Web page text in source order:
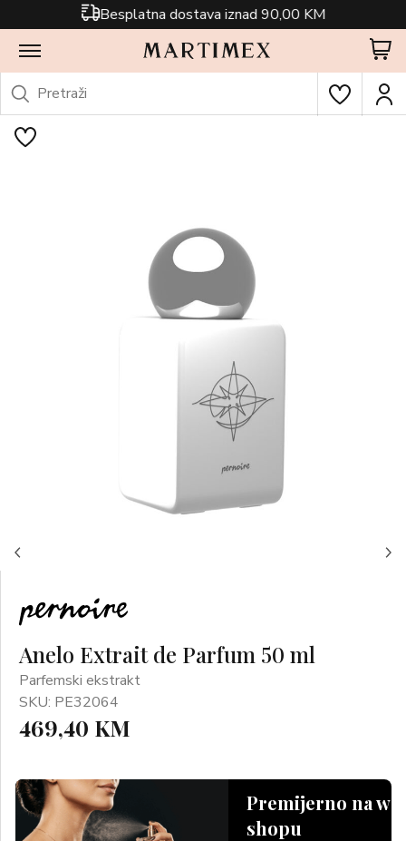
Besplatna dostava iznad 90,00 KM
Anelo Extrait de Parfum 50 ml
Parfemski ekstrakt
SKU: PE32064
469,40 KM
Premijerno na
shopu